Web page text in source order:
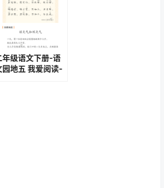
年级语文下册-语
园地五 我爱阅读-